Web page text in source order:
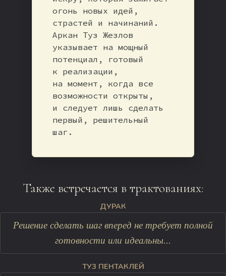
огонь новых идей,
страстей и начинаний.
Аркан Туз Жезлов
указывает на мощный
потенциал, готовый
к реализации,
на момент, когда все
возможности открыты,
и следует лишь сделать
первый, решительный
шаг.
Также встречается в трактованиях:
ДУРАК
Решение сделать шаг вперед не требует полной
готовности или идеальны...
ТУЗ ПЕНТАКЛЕЙ